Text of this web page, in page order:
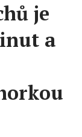
je
a